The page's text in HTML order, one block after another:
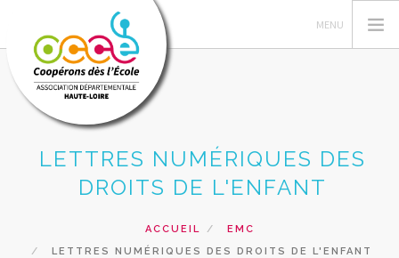
L'OCCE, C'EST QUOI?
GERER SA COOPERATIVE
LETTRES NUMÉRIQUES DES
DROITS DE L'ENFANT
ACCUEIL
EMC
LETTRES NUMÉRIQUES DES DROITS DE L'ENFANT